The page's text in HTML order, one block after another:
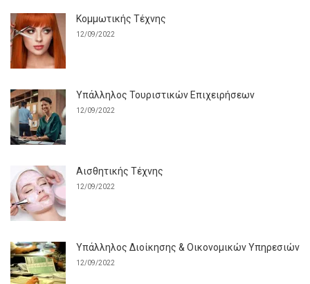
Κομμωτικής Τέχνης
12/09/2022
Υπάλληλος Τουριστικών Επιχειρήσεων
12/09/2022
Αισθητικής Τέχνης
12/09/2022
Υπάλληλος Διοίκησης & Οικονομικών Υπηρεσιών
12/09/2022